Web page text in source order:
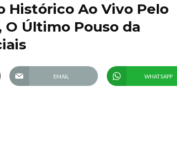
Histórico Ao Vivo Pelo
O Último Pouso da
EMAIL WHATSAPP